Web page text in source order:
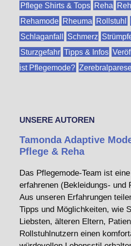
Pflege Shirts & Tops Reha
Rehamode Rheuma Rollstuhl
Schlaganfall Schmerz
Sturzgefahr Tipps & Infos
ist Pflegemode?
UNSERE AUTOREN
Tamonda Adaptive
Pflege & Reha
Das Pflegemode-Team ist
erfahrenen (Bekleidungs- und
Aus unseren Erfahrungen
Tipps und Möglichkeiten, wie
Liebsten, älteren Eltern,
Rollstuhlnutzern einen